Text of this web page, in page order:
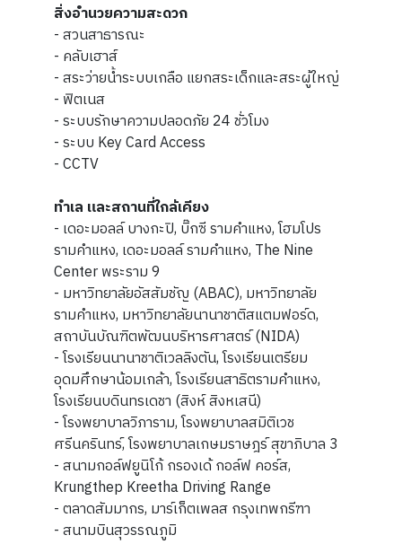
สิ่งอำนวยความสะดวก
- สวนสาธารณะ
- คลับเฮาส์
- สระว่ายน้ำระบบเกลือ แยกสระเด็กและสระผู้ใหญ่
- ฟิตเนส
- ระบบรักษาความปลอดภัย 24 ชั่วโมง
- ระบบ Key Card Access
- CCTV
ทำเล และสถานที่ใกล้เคียง
- เดอะมอลล์ บางกะปิ, บิ๊กซี รามคำแหง, โฮมโปร
รามคำแหง, เดอะมอลล์ รามคำแหง, The Nine
Center พระราม 9
- มหาวิทยาลัยอัสสัมชัญ (ABAC), มหาวิทยาลัย
รามคำแหง, มหาวิทยาลัยนานาชาติสแตมฟอร์ด,
สถาบันบัณฑิตพัฒนบริหารศาสตร์ (NIDA)
- โรงเรียนนานาชาติเวลลิงตัน, โรงเรียนเตรียม
อุดมศึกษาน้อมเกล้า, โรงเรียนสาธิตรามคำแหง,
โรงเรียนบดินทรเดชา (สิงห์ สิงหเสนี)
- โรงพยาบาลวิภาราม, โรงพยาบาลสมิติเวช
ศรีนครินทร์, โรงพยาบาลเกษมราษฎร์ สุขาภิบาล 3
- สนามกอล์ฟยูนิโก้ กรองเด้ กอล์ฟ คอร์ส,
Krungthep Kreetha Driving Range
- ตลาดสัมมากร, มาร์เก็ตเพลส กรุงเทพกรีฑา
- สนามบินสุวรรณภูมิ